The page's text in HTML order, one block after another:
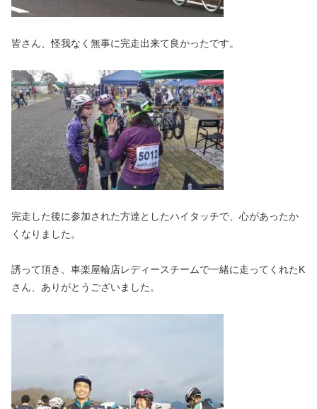
皆さん、怪我なく無事に完走出来て良かったです。
完走した後に参加された方達としたハイタッチで、心があったか
くなりました。
誘って頂き、車楽屋輪店レディースチームで一緒に走ってくれたK
さん、ありがとうございました。